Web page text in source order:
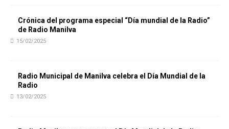
Crónica del programa especial “Día mundial de la Radio”
de Radio Manilva
15/02/2025
Radio Municipal de Manilva celebra el Día Mundial de la
Radio
13/02/2025